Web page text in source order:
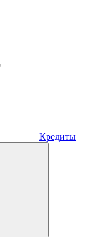
Кредиты